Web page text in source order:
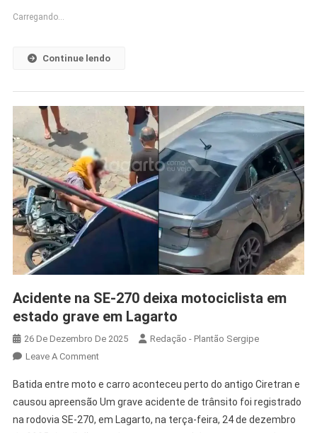
Carregando...
Continue lendo
Acidente na SE-270 deixa motociclista em
estado grave em Lagarto
26 De Dezembro De 2025
Redação - Plantão Sergipe
Leave A Comment
Batida entre moto e carro aconteceu perto do antigo Ciretran e
causou apreensão Um grave acidente de trânsito foi registrado
na rodovia SE-270, em Lagarto, na terça-feira, 24 de dezembro